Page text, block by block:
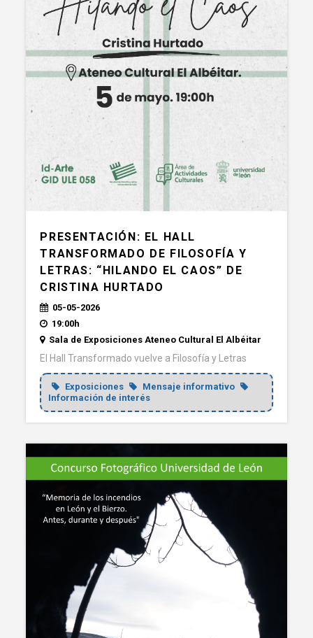
PRESENTACIÓN: EL HALL
TRANSFORMADO DE FILOSOFÍA Y
LETRAS: “HILANDO EL CAOS” DE
CRISTINA HURTADO
05-05-2026
19:00h
Sala de Exposiciones Ateneo Cultural El Albéitar
El Hall Transformado vuelve a Filosofía y Letras
Exposiciones
Mensaje informativo
Información de interés